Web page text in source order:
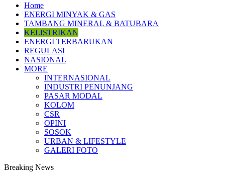
Home
ENERGI MINYAK & GAS
TAMBANG MINERAL & BATUBARA
KELISTRIKAN
ENERGI TERBARUKAN
REGULASI
NASIONAL
MORE
INTERNASIONAL
INDUSTRI PENUNJANG
PASAR MODAL
KOLOM
CSR
OPINI
SOSOK
URBAN & LIFESTYLE
GALERI FOTO
Breaking News